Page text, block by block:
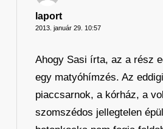
laport
2013. január 29. 10:57
Ahogy Sasi írta, az a rész
egy matyóhímzés. Az
piaccsarnok, a kórház, a
szomszédos jellegtelen